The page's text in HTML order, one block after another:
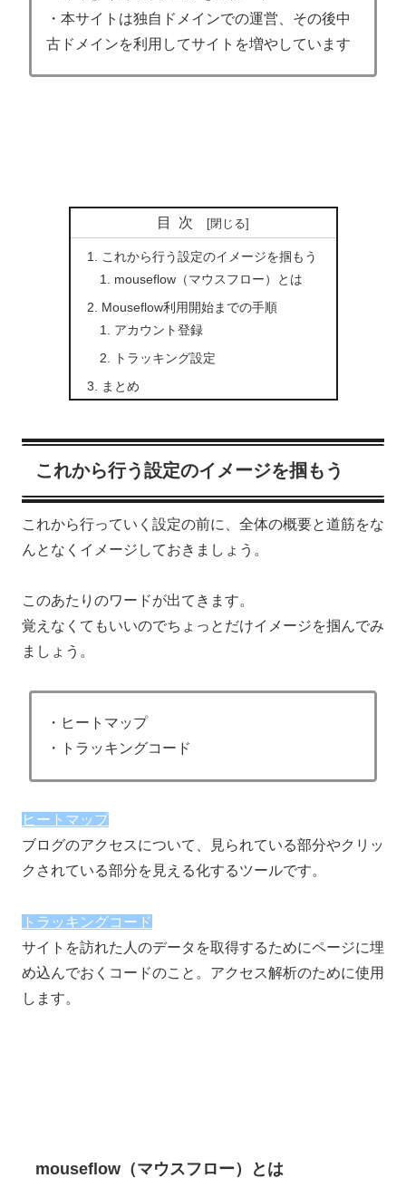
・本サイトは独自ドメインでの運営、その後中
古ドメインを利用してサイトを増やしています
目次
これから行う設定のイメージを掴もう
mouseflow（マウスフロー）とは
Mouseflow利用開始までの手順
アカウント登録
トラッキング設定
まとめ
これから行う設定のイメージを掴もう
これから行っていく設定の前に、全体の概要と道筋をな
んとなくイメージしておきましょう。
このあたりのワードが出てきます。
覚えなくてもいいのでちょっとだけイメージを掴んでみ
ましょう。
・ヒートマップ
・トラッキングコード
ヒートマップ
ブログのアクセスについて、見られている部分やクリッ
クされている部分を見える化するツールです。
トラッキングコード
サイトを訪れた人のデータを取得するためにページに埋
め込んでおくコードのこと。アクセス解析のために使用
します。
mouseflow（マウスフロー）とは